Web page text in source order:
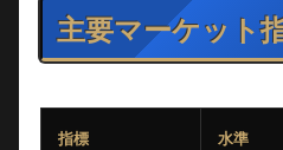
主要マーケット
指標 水準